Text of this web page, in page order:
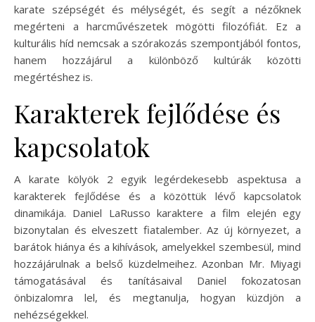
karate szépségét és mélységét, és segít a nézőknek
megérteni a harcművészetek mögötti filozófiát. Ez a
kulturális híd nemcsak a szórakozás szempontjából fontos,
hanem hozzájárul a különböző kultúrák közötti
megértéshez is.
Karakterek fejlődése és
kapcsolatok
A karate kölyök 2 egyik legérdekesebb aspektusa a
karakterek fejlődése és a közöttük lévő kapcsolatok
dinamikája. Daniel LaRusso karaktere a film elején egy
bizonytalan és elveszett fiatalember. Az új környezet, a
barátok hiánya és a kihívások, amelyekkel szembesül, mind
hozzájárulnak a belső küzdelmeihez. Azonban Mr. Miyagi
támogatásával és tanításaival Daniel fokozatosan
önbizalomra lel, és megtanulja, hogyan küzdjön a
nehézségekkel.